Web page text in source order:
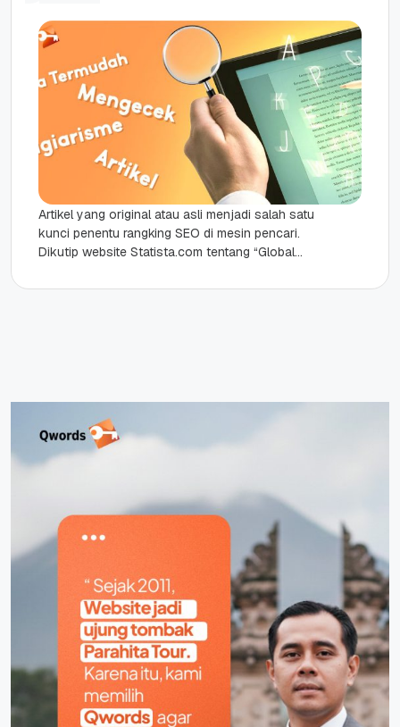
Artikel yang original atau asli menjadi salah satu
kunci penentu rangking SEO di mesin pencari.
Dikutip website Statista.com tentang “Global